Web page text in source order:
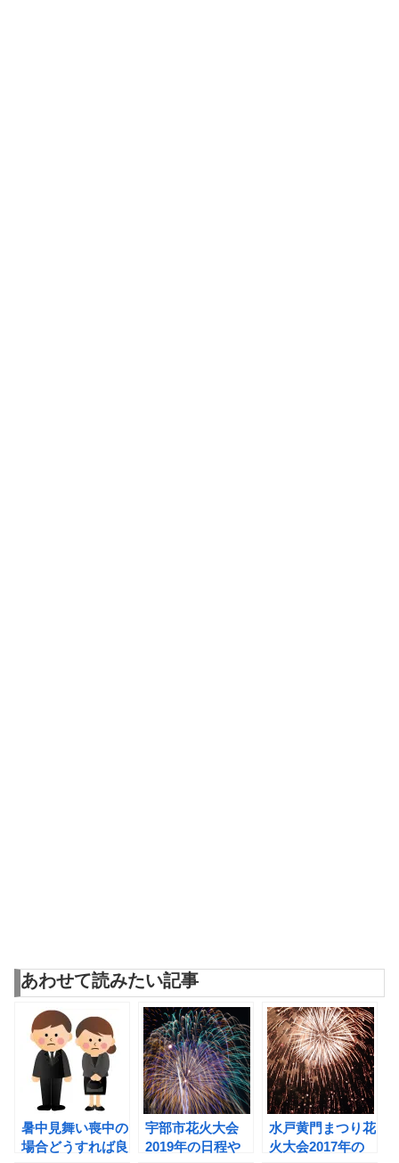
あわせて読みたい記事
暑中見舞い喪中の
場合どうすれば良
宇部市花火大会
2019年の日程や
水戸黄門まつり花
火大会2017年の